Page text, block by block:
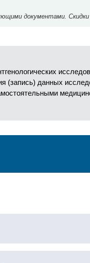
документами.
(запись) данных